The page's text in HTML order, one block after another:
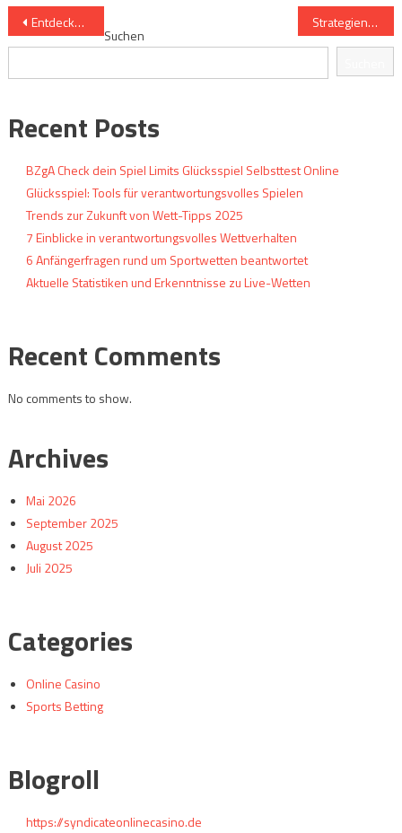
Beitrags-
Navigation
Entdecke die 10 meistgenutzten Sportwetten-Apps 2025 Strategien im Fokus: Die meistdiskutierten Wett-Tipps
Suchen
Recent Posts
BZgA Check dein Spiel Limits Glücksspiel Selbsttest Online
Glücksspiel: Tools für verantwortungsvolles Spielen
Trends zur Zukunft von Wett-Tipps 2025
7 Einblicke in verantwortungsvolles Wettverhalten
6 Anfängerfragen rund um Sportwetten beantwortet
Aktuelle Statistiken und Erkenntnisse zu Live-Wetten
Recent Comments
No comments to show.
Archives
Mai 2026
September 2025
August 2025
Juli 2025
Categories
Online Casino
Sports Betting
Blogroll
https://syndicateonlinecasino.de